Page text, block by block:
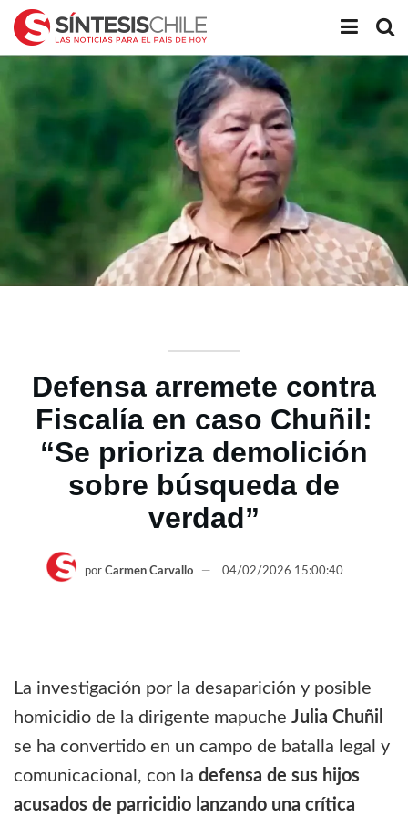
Defensa arremete contra
Fiscalía en caso Chuñil:
“Se prioriza demolición
sobre búsqueda de
verdad”
por Carmen Carvallo 04/02/2026 15:00:40
La investigación por la desaparición y posible
homicidio de la dirigente mapuche Julia Chuñil
se ha convertido en un campo de batalla legal y
comunicacional, con la defensa de sus hijos
acusados de parricidio lanzando una crítica